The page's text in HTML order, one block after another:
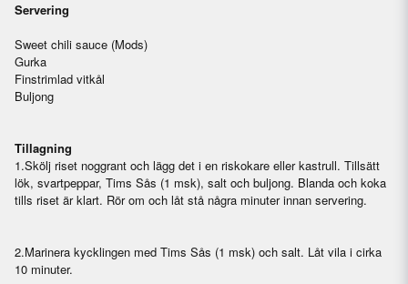
Servering
Sweet chili sauce (Mods)
Gurka
Finstrimlad vitkål
Buljong
Tillagning
1.Skölj riset noggrant och lägg det i en riskokare eller kastrull. Tillsätt
lök, svartpeppar, Tims Sås (1 msk), salt och buljong. Blanda och koka
tills riset är klart. Rör om och låt stå några minuter innan servering.
2.Marinera kycklingen med Tims Sås (1 msk) och salt. Låt vila i cirka
10 minuter.